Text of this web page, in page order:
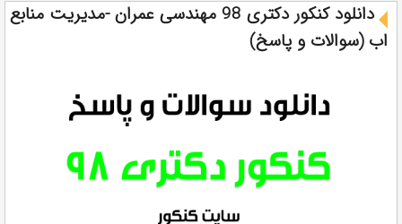
دانلود کنکور دکتری 98 مهندسی عمران -مدیریت منابع
اب (سوالات و پاسخ)